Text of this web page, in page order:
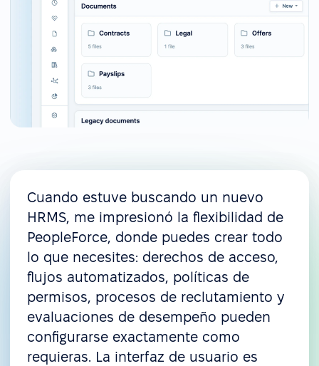
Cuando estuve buscando un nuevo
HRMS, me impresionó la flexibilidad de
PeopleForce, donde puedes crear todo
lo que necesites: derechos de acceso,
flujos automatizados, políticas de
permisos, procesos de reclutamiento y
evaluaciones de desempeño pueden
configurarse exactamente como
requieras. La interfaz de usuario es